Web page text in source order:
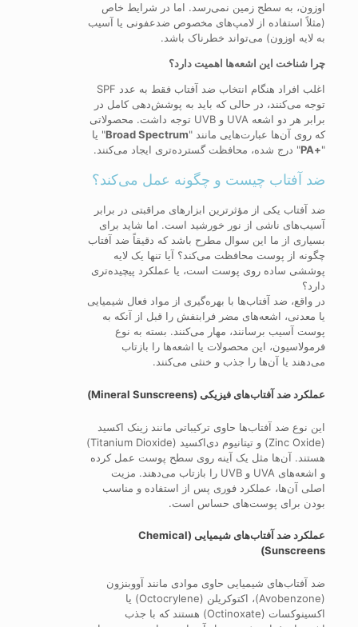
اوزون، به سطح زمین نمی‌رسد. اما در شرایط خاص
(مثلاً استفاده از لامپ‌های مخصوص ضدعفونی یا آسیب
به لایه اوزون) می‌تواند خطرناک باشد.
چرا شناخت این اشعه‌ها اهمیت دارد؟
اغلب افراد هنگام انتخاب ضد آفتاب فقط به عدد SPF
توجه می‌کنند، در حالی‌ که باید به پوشش‌دهی کامل در
برابر هر دو اشعه UVA و UVB توجه داشت. محصولاتی
که روی آن‌ها عبارت‌هایی مانند "Broad Spectrum" یا
"
+PA " درج شده، محافظت گسترده‌تری ایجاد می‌کنند.
ضد آفتاب چیست و چگونه عمل می‌کند؟
ضد آفتاب یکی از مؤثرترین ابزارهای مراقبتی در برابر
آسیب‌های ناشی از نور خورشید است. اما شاید برای
بسیاری از ما این سوال مطرح باشد که دقیقاً ضد آفتاب
چگونه از پوست محافظت می‌کند؟ آیا تنها یک لایه
پوششی ساده روی پوست است، یا عملکرد پیچیده‌تری
دارد؟
در واقع، ضد آفتاب‌ها با بهره‌گیری از مواد فعال شیمیایی
یا معدنی، اشعه‌های مضر فرابنفش را قبل از آنکه به
پوست آسیب برسانند، مهار می‌کنند. بسته به نوع
فرمولاسیون، این محصولات یا اشعه‌ها را بازتاب
می‌دهند یا آن‌ها را جذب و خنثی می‌کنند.
عملکرد ضد آفتاب‌های فیزیکی (Mineral Sunscreens)
این نوع ضد آفتاب‌ها حاوی ترکیباتی مانند زینک اکسید
(Zinc Oxide) و تیتانیوم دی‌اکسید (Titanium Dioxide)
هستند. آن‌ها مثل یک آینه روی سطح پوست عمل کرده
و اشعه‌های UVA و UVB را بازتاب می‌دهند. مزیت
اصلی آن‌ها، عملکرد فوری پس از استفاده و مناسب
بودن برای پوست‌های حساس است.
عملکرد ضد آفتاب‌های شیمیایی (Chemical
Sunscreens)
ضد آفتاب‌های شیمیایی حاوی موادی مانند آووبنزون
(Avobenzone)، اکتوکریلن (Octocrylene) یا
اکسینوکسات (Octinoxate) هستند که با جذب